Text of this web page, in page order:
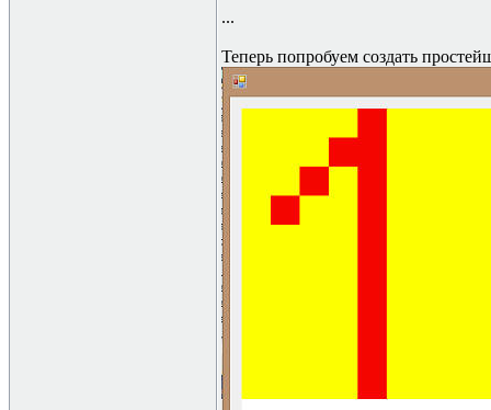
...
Теперь попробуем создать